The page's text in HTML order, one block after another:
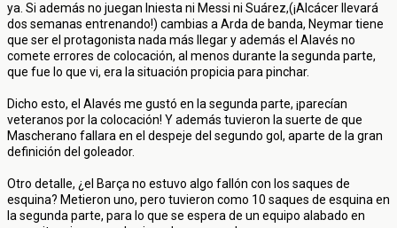
ya. Si además no juegan Iniesta ni Messi ni Suárez,(¡Alcácer llevará
dos semanas entrenando!) cambias a Arda de banda, Neymar tiene
que ser el protagonista nada más llegar y además el Alavés no
comete errores de colocación, al menos durante la segunda parte,
que fue lo que vi, era la situación propicia para pinchar.
Dicho esto, el Alavés me gustó en la segunda parte, ¡parecían
veteranos por la colocación! Y además tuvieron la suerte de que
Mascherano fallara en el despeje del segundo gol, aparte de la gran
definición del goleador.
Otro detalle, ¿el Barça no estuvo algo fallón con los saques de
esquina? Metieron uno, pero tuvieron como 10 saques de esquina en
la segunda parte, para lo que se espera de un equipo alabado en